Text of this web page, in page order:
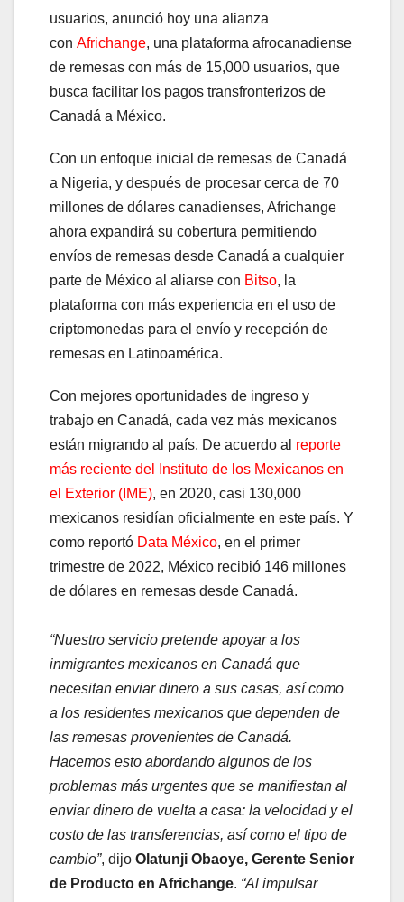
usuarios, anunció hoy una alianza
con Africhange, una plataforma afrocanadiense
de remesas con más de 15,000 usuarios, que
busca facilitar los pagos transfronterizos de
Canadá a México.
Con un enfoque inicial de remesas de Canadá
a Nigeria, y después de procesar cerca de 70
millones de dólares canadienses, Africhange
ahora expandirá su cobertura permitiendo
envíos de remesas desde Canadá a cualquier
parte de México al aliarse con Bitso, la
plataforma con más experiencia en el uso de
criptomonedas para el envío y recepción de
remesas en Latinoamérica.
Con mejores oportunidades de ingreso y
trabajo en Canadá, cada vez más mexicanos
están migrando al país. De acuerdo al reporte
más reciente del Instituto de los Mexicanos en
el Exterior (IME), en 2020, casi 130,000
mexicanos residían oficialmente en este país. Y
como reportó Data México, en el primer
trimestre de 2022, México recibió 146 millones
de dólares en remesas desde Canadá.
“Nuestro servicio pretende apoyar a los
inmigrantes mexicanos en Canadá que
necesitan enviar dinero a sus casas, así como
a los residentes mexicanos que dependen de
las remesas provenientes de Canadá.
Hacemos esto abordando algunos de los
problemas más urgentes que se manifiestan al
enviar dinero de vuelta a casa: la velocidad y el
costo de las transferencias, así como el tipo de
cambio”, dijo Olatunji Obaoye, Gerente Senior
de Producto en Africhange. “Al impulsar